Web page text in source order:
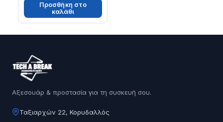
Προσθήκη στο
καλάθι
Αξεσουάρ & προστασία για τη συσκευή σου.
Ταξιαρχών 22, Κορυδαλλός